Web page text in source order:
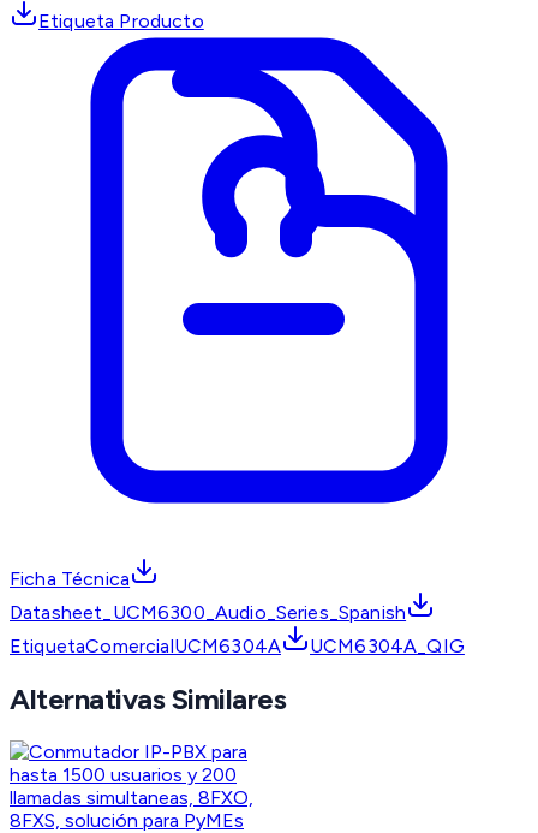
Etiqueta Producto
Ficha Técnica
Datasheet_UCM6300_Audio_Series_Spanish
EtiquetaComercialUCM6304A
UCM6304A_QIG
Alternativas Similares